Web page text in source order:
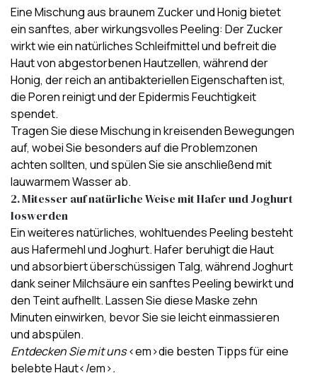
Eine Mischung aus braunem Zucker und Honig bietet
einsanftes, aber wirkungsvolles Peeling: Der Zucker
wirkt wie ein natürliches Schleifmittel und befreit die
Haut von abgestorbenen Hautzellen, während der
Honig, der reich an antibakteriellen Eigenschaften ist,
die Poren reinigt undder Epidermis Feuchtigkeit
spendet.
Tragen Sie diese Mischung in kreisenden Bewegungen
auf, wobei Sie besonders auf die Problemzonen
achten sollten, und spülen Sie sie anschließend mit
lauwarmem Wasser ab.
2. Mitesser auf natürliche Weise mit Hafer und Joghurt
loswerden
Ein weiteres natürliches, wohltuendes Peeling besteht
aus Hafermehl und Joghurt.Hafer beruhigt die Haut
und absorbiert überschüssigen Talg, während Joghurt
dank seiner Milchsäure ein sanftes Peeling bewirkt und
den Teint aufhellt. Lassen Sie diese Maske zehn
Minuten einwirken, bevor Sie sie leicht einmassieren
und abspülen.
Entdecken Sie mit uns <em>die besten Tipps für eine
belebte Haut</em>.